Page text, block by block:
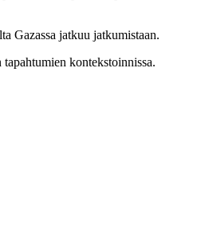
Gazassa jatkuu jatkumistaan.
kontekstoinnissa.